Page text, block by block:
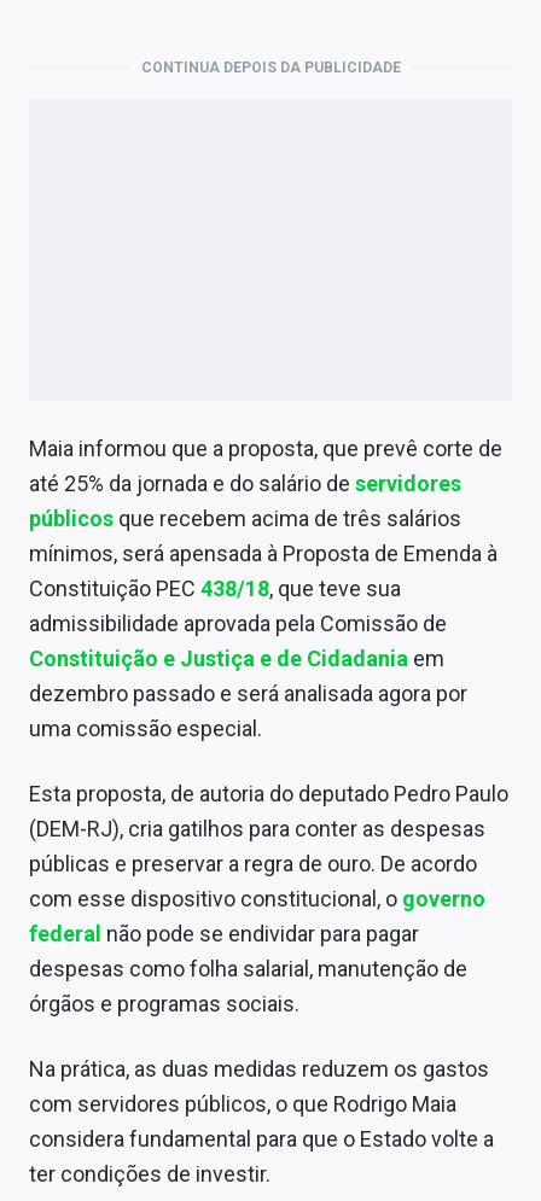
Sobre
Expediente
Contato
CONTINUA DEPOIS DA PUBLICIDADE
Maia informou que a proposta, que prevê corte de
até 25% da jornada e do salário de servidores
públicos que recebem acima de três salários
mínimos, será apensada à Proposta de Emenda à
Constituição PEC 438/18, que teve sua
admissibilidade aprovada pela Comissão de
Constituição e Justiça e de Cidadania em
dezembro passado e será analisada agora por
uma comissão especial.
Esta proposta, de autoria do deputado Pedro Paulo
(DEM-RJ), cria gatilhos para conter as despesas
públicas e preservar a regra de ouro. De acordo
com esse dispositivo constitucional, o governo
federal não pode se endividar para pagar
despesas como folha salarial, manutenção de
órgãos e programas sociais.
Na prática, as duas medidas reduzem os gastos
com servidores públicos, o que Rodrigo Maia
considera fundamental para que o Estado volte a
ter condições de investir.